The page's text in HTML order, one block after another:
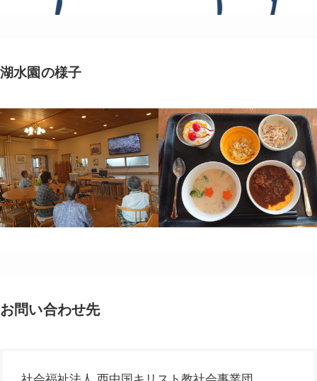
湖水園の様子
お問い合わせ先